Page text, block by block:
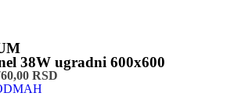
38W ugradni 600x600
RSD